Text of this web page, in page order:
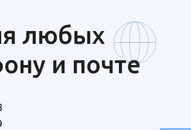
любых
и почте